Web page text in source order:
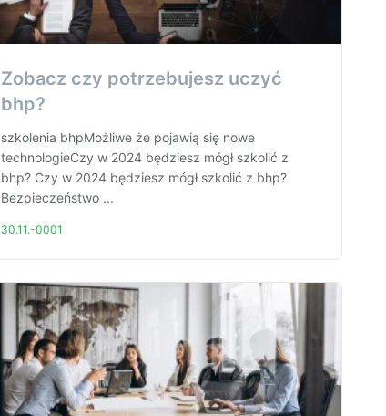
Zobacz czy potrzebujesz uczyć
bhp?
szkolenia bhpMożliwe że pojawią się nowe
technologieCzy w 2024 będziesz mógł szkolić z
bhp? Czy w 2024 będziesz mógł szkolić z bhp?
Bezpieczeństwo ...
30.11.-0001